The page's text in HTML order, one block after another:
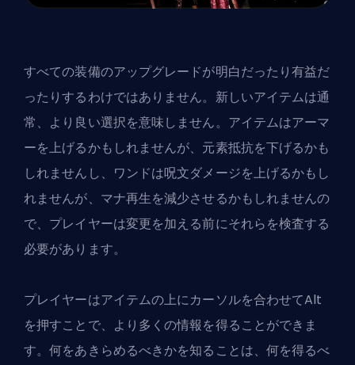
すべての装備のアップグレードが明白だったり有益だ
ったりするわけではありません。新しいアイテムは通
常、より良い選択を意味しません。アイテムはアーマ
ーを上げるかもしれませんが、元素抵抗を下げるかも
しれませんし、ワンドは呪文ダメージを上げるかもし
れませんが、マナ再生を減少させるかもしれませんの
で、プレイヤーは変更を加える前にそれらを検査する
必要があります。
プレイヤーはアイテムの上にカーソルを合わせてAlt
を押すことで、より多くの情報を得ることができま
す。何をあきらめるべきかを知ることは、何を得るべ